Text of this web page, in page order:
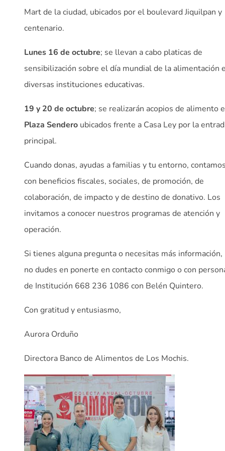
Mart de la ciudad, ubicados por el boulevard Jiquilpan y
centenario.
Lunes 16 de octubre; se llevan a cabo platicas de
sensibilización sobre el día mundial de la alimentación
diversas instituciones educativas.
19 y 20 de octubre; se realizarán acopios de alimento
Plaza Sendero ubicados frente a Casa Ley por la
principal.
Cuando donas, ayudas a familias y tu entorno,
con beneficios fiscales, sociales, de promoción, de
colaboración, de impacto y de destino de donativo. Los
invitamos a conocer nuestros programas de atención y
operación.
Si tienes alguna pregunta o necesitas más información,
no dudes en ponerte en contacto conmigo o con
de Institución 668 236 1086 con Belén Quintero.
Con gratitud y entusiasmo,
Aurora Orduño
Directora Banco de Alimentos de Los Mochis.